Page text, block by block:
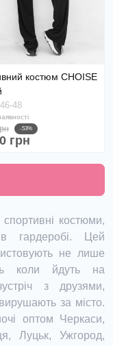
костюм CHOISE
46-48
-53%
грн
костюми,
гардеробі. Цей
не лише
коли йдуть на
з друзями,
за місто.
оптом Черкаси,
Луцьк, Ужгород,